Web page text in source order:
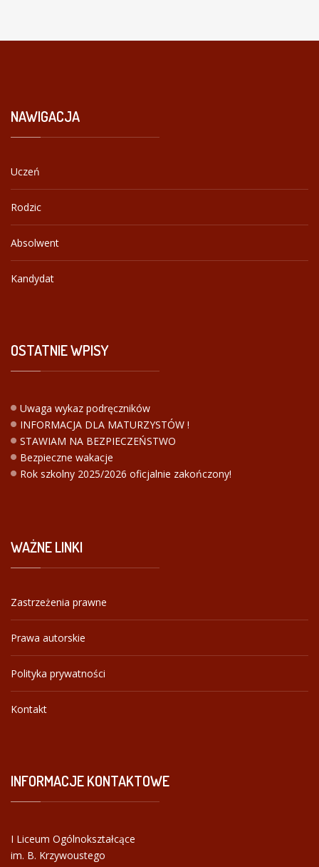
NAWIGACJA
Uczeń
Rodzic
Absolwent
Kandydat
OSTATNIEWPISY
Uwaga wykaz podręczników
INFORMACJA DLA MATURZYSTÓW !
STAWIAM NA BEZPIECZEŃSTWO
Bezpieczne wakacje
Rok szkolny 2025/2026 oficjalnie zakończony!
WAŻNELINKI
Zastrzeżenia prawne
Prawa autorskie
Polityka prywatności
Kontakt
INFORMACJEKONTAKTOWE
I Liceum Ogólnokształcące
im. B. Krzywoustego